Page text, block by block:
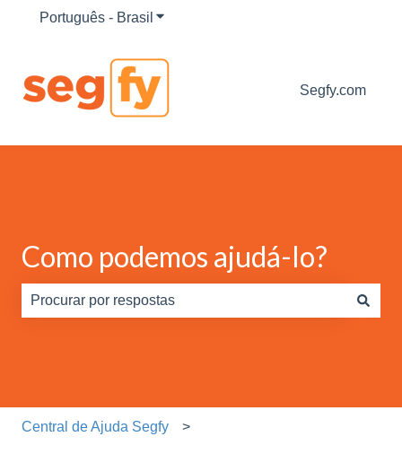
Português - Brasil Mostrar submenu para traduções
Segfy.com
Como podemos ajudá-lo?
Central de Ajuda Segfy